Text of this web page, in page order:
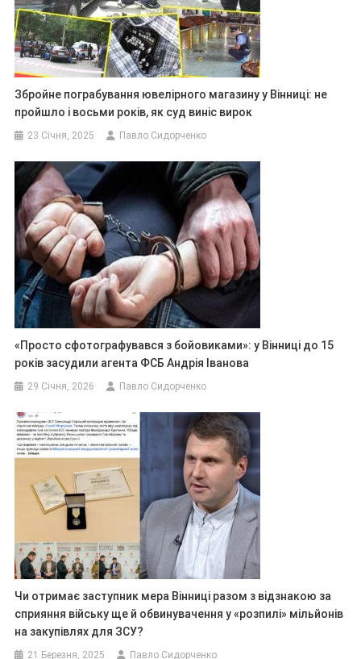
Збройне пограбування ювелірного магазину у Вінниці: не
пройшло і восьми років, як суд виніс вирок
23 Січня, 2025 Павло Сидорченко
«Просто сфотографувався з бойовиками»: у Вінниці до 15
років засудили агента ФСБ Андрія Іванова
29 Січня, 2026 Павло Сидорченко
Чи отримає заступник мера Вінниці разом з відзнакою за
сприяння війську ще й обвинувачення у «розпилі» мільйонів
на закупівлях для ЗСУ?
21 Березня, 2025 Павло Сидорченко